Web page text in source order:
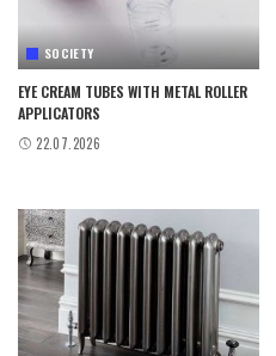
SOCIETY
EYE CREAM TUBES WITH METAL ROLLER
APPLICATORS
22.07.2026